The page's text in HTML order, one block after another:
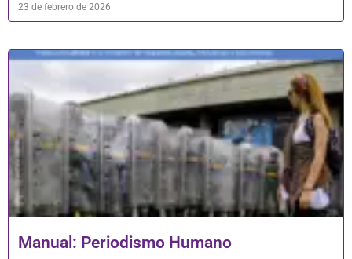
23 de febrero de 2026
Manual: Periodismo Humano